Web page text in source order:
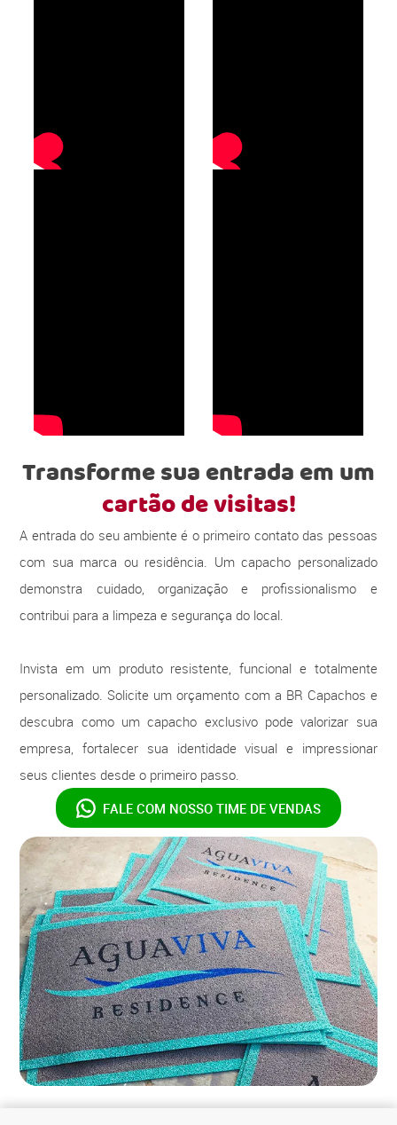
Transforme sua entrada em um
cartão de visitas!
A entrada do seu ambiente é o primeiro contato das pessoas
com sua marca ou residência. Um capacho personalizado
demonstra cuidado, organização e profissionalismo e
contribui para a limpeza e segurança do local.
Invista em um produto resistente, funcional e totalmente
personalizado. Solicite um orçamento com a BR Capachos e
descubra como um capacho exclusivo pode valorizar sua
empresa, fortalecer sua identidade visual e impressionar
seus clientes desde o primeiro passo.
FALE COM NOSSO TIME DE VENDAS